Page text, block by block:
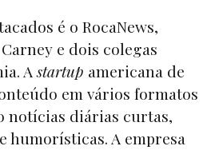
é o RocaNews,
e dois colegas
Astartup americana de
em vários formatos
diárias curtas,
humorísticas. A empresa